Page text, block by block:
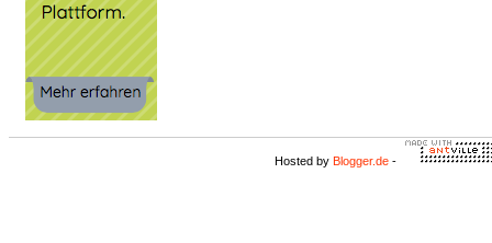
Hosted by Blogger.de -